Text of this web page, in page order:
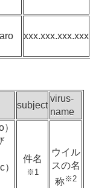
xxx.xxx.xxx.xxx
subject
virus-
name
）
件名
※1
ウイル
スの名
称※2